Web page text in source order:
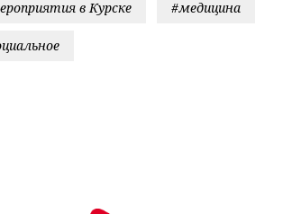
в Курске #медицина